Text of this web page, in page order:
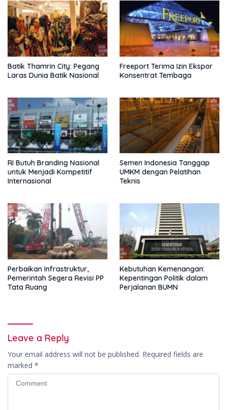
Batik Thamrin City: Pegang
Laras Dunia Batik Nasional
Freeport Terima Izin Ekspor
Konsentrat Tembaga
RI Butuh Branding Nasional
untuk Menjadi Kompetitif
Internasional
Semen Indonesia Tanggap
UMKM dengan Pelatihan
Teknis
Perbaikan Infrastruktur,
Pemerintah Segera Revisi PP
Tata Ruang
Kebutuhan Kemenangan:
Kepentingan Politik dalam
Perjalanan BUMN
Leave a Reply
Your email address will not be published. Required fields are
marked *